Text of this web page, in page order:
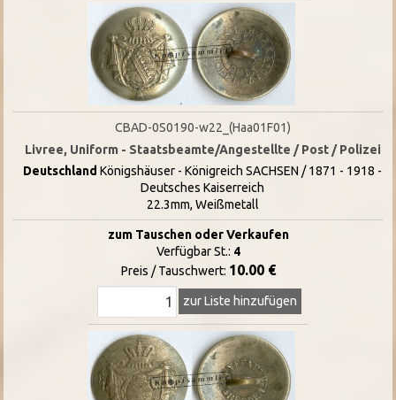
CBAD-0S0190-w22_(Haa01F01)
Livree, Uniform - Staatsbeamte/Angestellte / Post / Polizei
Deutschland Königshäuser - Königreich SACHSEN / 1871 - 1918 -
Deutsches Kaiserreich
22.3mm, Weißmetall
zum Tauschen oder Verkaufen
Verfügbar St.: 4
Preis / Tauschwert: 10.00 €
zur Liste hinzufügen